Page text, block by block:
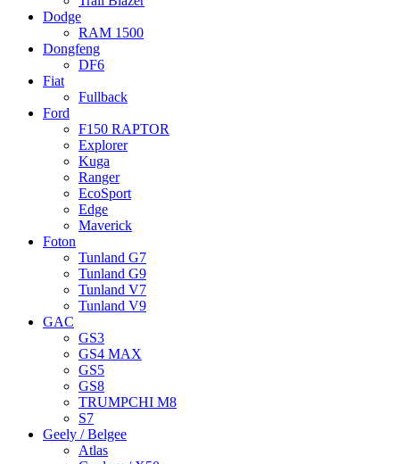
Dodge
RAM 1500
Dongfeng
DF6
Fiat
Fullback
Ford
F150 RAPTOR
Explorer
Kuga
Ranger
EcoSport
Edge
Maverick
Foton
Tunland G7
Tunland G9
Tunland V7
Tunland V9
GAC
GS3
GS4 MAX
GS5
GS8
TRUMPCHI M8
S7
Geely / Belgee
Atlas